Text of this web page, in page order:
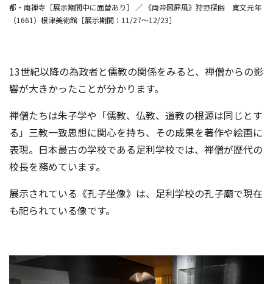
都・南禅寺［展示期間中に面替あり］ ／ 《両帝図屛風》狩野探幽 寛文元年
（1661）根津美術館［展示期間：11/27～12/23］
13世紀以降の為政者と儒教の関係をみると、禅僧からの影
響が大きかったことが分かります。
禅僧たちは朱子学や「儒教、仏教、道教の根源は同じとす
る」三教一致思想に関心を持ち、その成果を著作や絵画に
表現。日本最古の学校である足利学校では、禅僧が歴代の
校長を務めています。
展示されている《孔子坐像》は、足利学校の孔子廟で現在
も祀られている像です。